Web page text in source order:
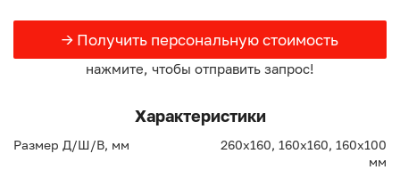
→ Получить персональную стоимость
нажмите, чтобы отправить запрос!
Характеристики
Размер Д/Ш/В, мм
260х160, 160х160, 160х100
мм